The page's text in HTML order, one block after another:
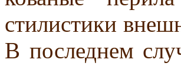
стилистики
В последнем